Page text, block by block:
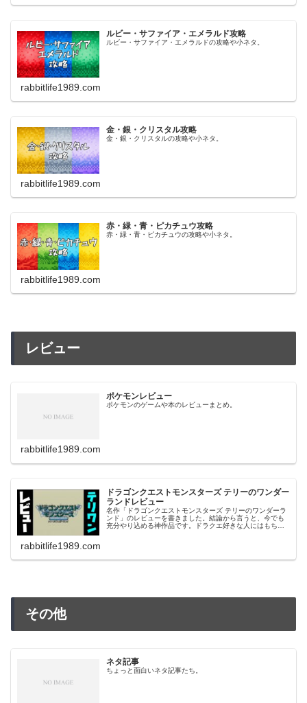
ルビー・サファイア・エメラルド攻略
ルビー・サファイア・エメラルドの攻略や小ネタ。
rabbitlife1989.com
金・銀・クリスタル攻略
金・銀・クリスタルの攻略や小ネタ。
rabbitlife1989.com
赤・緑・青・ピカチュウ攻略
赤・緑・青・ピカチュウの攻略や小ネタ。
rabbitlife1989.com
レビュー
ポケモンレビュー
ポケモンのゲームや本のレビューまとめ。
rabbitlife1989.com
ドラゴンクエストモンスターズ テリーのワンダー
ランドレビュー
名作「ドラゴンクエストモンスターズ テリーのワンダーラ
ンド」のレビューを書きました。結論から言うと、今でも
充分やり込める神作品です。ドラクエ好きな人にはもちろ
rabbitlife1989.com
その他
ネタ記事
ちょっと面白いネタ記事たち。